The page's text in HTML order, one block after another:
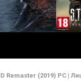
Remaster (2019) PC |